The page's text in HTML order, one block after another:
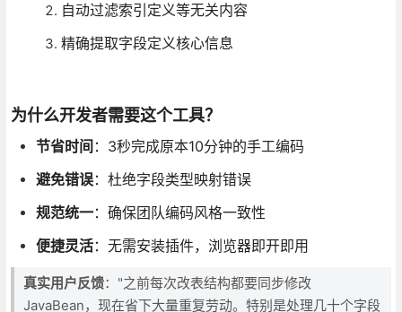
自动过滤索引定义等无关内容
精确提取字段定义核心信息
为什么开发者需要这个工具？
节省时间 ：3秒完成原本10分钟的手工编码
避免错误：杜绝字段类型映射错误
规范统一：确保团队编码风格一致性
便捷灵活：无需安装插件，浏览器即开即用
真实用户反馈："之前每次改表结构都要同步修改
JavaBean，现在省下大量重复劳动。特别是处理几十个字段